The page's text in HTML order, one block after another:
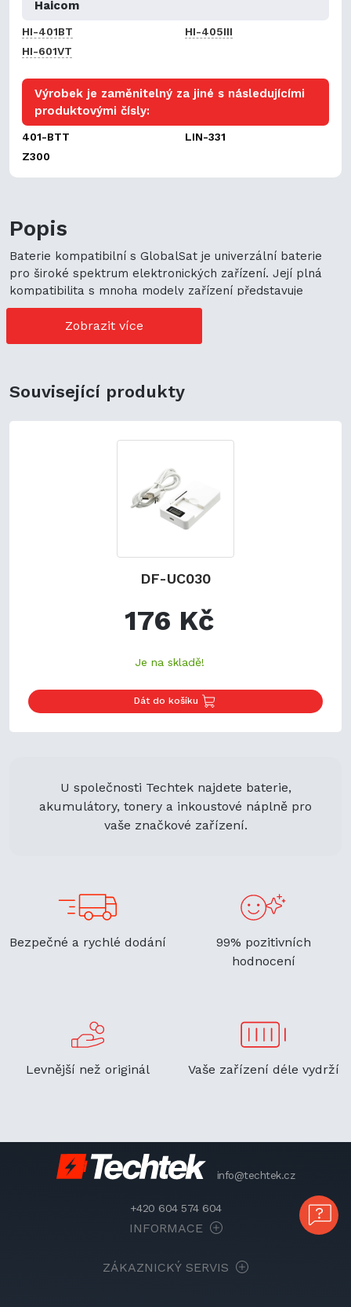
Haicom
HI-401BT
HI-405III
HI-601VT
Výrobek je zaměnitelný za jiné s následujícími
produktovými čísly:
401-BTT
LIN-331
Z300
Popis
Baterie kompatibilní s GlobalSat je univerzální baterie
pro široké spektrum elektronických zařízení. Její plná
kompatibilita s mnoha modely zařízení představuje
cenově výhodné možnosti nákupu. Její univerzální použití
navíc podporuje ekologickou udržitelnost a zaručuje
flexibilitu.
Zobrazit více
Související produkty
DF-UC030
176 Kč
Je na skladě!
Dát do košíku
U společnosti Techtek najdete baterie,
akumulátory, tonery a inkoustové náplně pro
vaše značkové zařízení.
Bezpečné a rychlé dodání
99% pozitivních
hodnocení
Levnější než originál Vaše zařízení déle vydrží
info@techtek.cz
+420 604 574 604
INFORMACE
ZÁKAZNICKÝ SERVIS